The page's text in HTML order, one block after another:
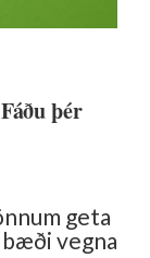
þér
geta
vegna